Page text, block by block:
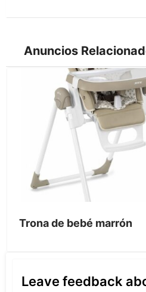
Anuncios
Trona de bebé marrón
Leave feedback